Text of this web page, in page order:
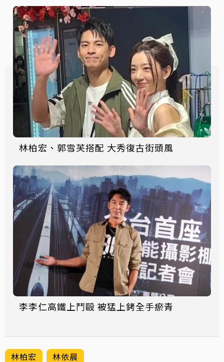
林柏宏、郭雪芙搭配 大秀復古街頭風
李李仁高鐵上鬥毆 被猛上銬全手瘀青
林柏宏 林依晨